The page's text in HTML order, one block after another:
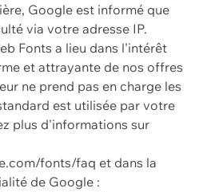
Google est informé que
via votre adresse IP.
Fonts a lieu dans l'intérêt
et attrayante de nos offres
ne prend pas en charge les
est utilisée par votre
plus d'informations sur
fonts/faq et dans la
de Google :